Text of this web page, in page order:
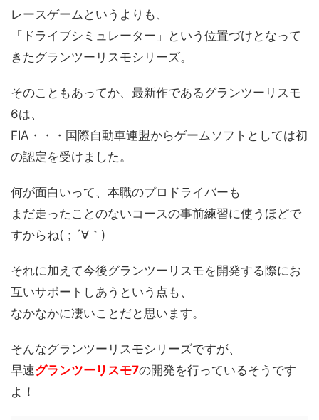
レースゲームというよりも、
「ドライブシミュレーター」という位置づけとなって
きたグランツーリスモシリーズ。
そのこともあってか、最新作であるグランツーリスモ
6は、
FIA・・・国際自動車連盟からゲームソフトとしては初
の認定を受けました。
何が面白いって、本職のプロドライバーも
まだ走ったことのないコースの事前練習に使うほどで
すからね(；´∀｀)
それに加えて今後グランツーリスモを開発する際にお
互いサポートしあうという点も、
なかなかに凄いことだと思います。
そんなグランツーリスモシリーズですが、
早速グランツーリスモ7の開発を行っているそうです
よ！